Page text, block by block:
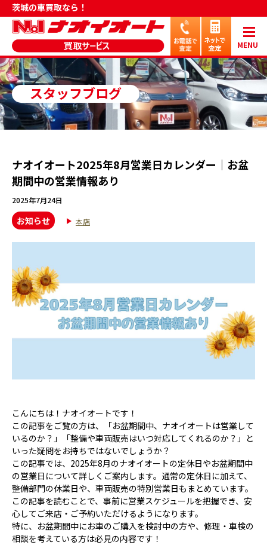
茨城の車買取なら！
MENU
スタッフブログ
ナオイオート2025年8月営業日カレンダー｜お盆
期間中の営業情報あり
2025年7月24日
お知らせ 本店
こんにちは！ナオイオートです！
この記事をご覧の方は、「お盆期間中、ナオイオートは営業して
いるのか？」「整備や車両販売はいつ対応してくれるのか？」と
いった疑問をお持ちではないでしょうか？
この記事では、2025年8月のナオイオートの定休日やお盆期間中
の営業日について詳しくご案内します。通常の定休日に加えて、
整備部門の休業日や、車両販売の特別営業日もまとめています。
この記事を読むことで、事前に営業スケジュールを把握でき、安
心してご来店・ご予約いただけるようになります。
特に、お盆期間中にお車のご購入を検討中の方や、修理・車検の
相談を考えている方は必見の内容です！